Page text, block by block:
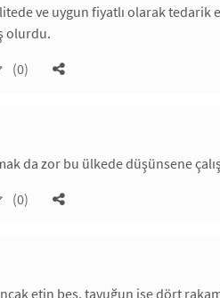
ve uygun fiyatlı olarak tedarik
olurdu.
(0)
da zor bu ülkede düşünsene
(0)
etin beş, tavuğun ise dört